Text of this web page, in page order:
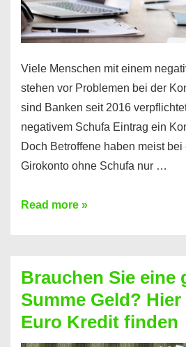
Viele Menschen mit einem
stehen vor Problemen bei der
sind Banken seit 2016
negativem Schufa Eintrag ein
Doch Betroffene haben meist
Girokonto ohne Schufa nur …
Günstiges
Geht
das
überhaupt?
Na
Read more »
Brauchen Sie eine
Summe Geld? Hier
Euro Kredit finden